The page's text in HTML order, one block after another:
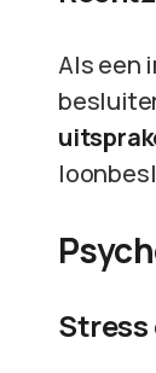
Als een
Stress